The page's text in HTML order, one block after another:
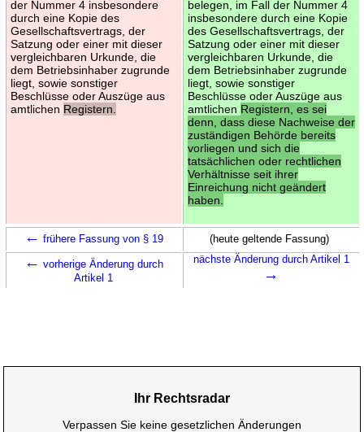
der Nummer 4 insbesondere
durch eine Kopie des
Gesellschaftsvertrags, der
Satzung oder einer mit dieser
vergleichbaren Urkunde, die
dem Betriebsinhaber zugrunde
liegt, sowie sonstiger
Beschlüsse oder Auszüge aus
amtlichen Registern.
belegen, im Fall der Nummer 4
insbesondere durch eine Kopie
des Gesellschaftsvertrags, der
Satzung oder einer mit dieser
vergleichbaren Urkunde, die
dem Betriebsinhaber zugrunde
liegt, sowie sonstiger
Beschlüsse oder Auszüge aus
amtlichen Registern, es sei
denn, dass diese Nachweise der
zuständigen Behörde bereits
vorliegen und sich die
tatsächlichen oder rechtlichen
Verhältnisse seit ihrer
Einreichung nicht geändert
haben.
← frühere Fassung von § 19 (heute geltende Fassung)
← vorherige Änderung durch
Artikel 1
nächste Änderung durch Artikel 1
→
Ihr Rechtsradar
Verpassen Sie keine gesetzlichen Änderungen